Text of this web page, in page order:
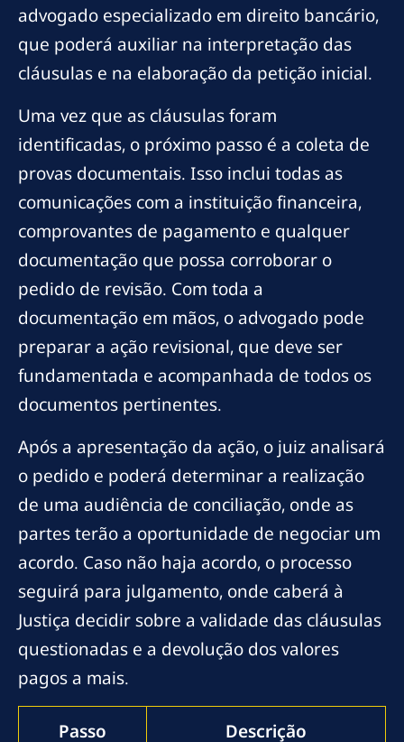
advogado especializado em direito bancário,
que poderá auxiliar na interpretação das
cláusulas e na elaboração da petição inicial.
Uma vez que as cláusulas foram
identificadas, o próximo passo é a coleta de
provas documentais. Isso inclui todas as
comunicações com a instituição financeira,
comprovantes de pagamento e qualquer
documentação que possa corroborar o
pedido de revisão. Com toda a
documentação em mãos, o advogado pode
preparar a ação revisional, que deve ser
fundamentada e acompanhada de todos os
documentos pertinentes.
Após a apresentação da ação, o juiz analisará
o pedido e poderá determinar a realização
de uma audiência de conciliação, onde as
partes terão a oportunidade de negociar um
acordo. Caso não haja acordo, o processo
seguirá para julgamento, onde caberá à
Justiça decidir sobre a validade das cláusulas
questionadas e a devolução dos valores
pagos a mais.
Passo Descrição